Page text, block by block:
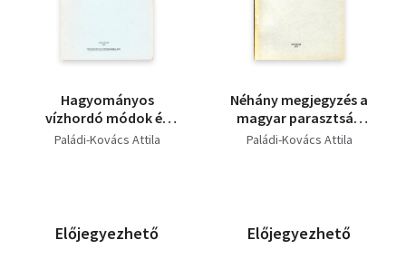
Hagyományos
vízhordó módok és
eszközök a Kárpát-
Paládi-Kovács Attila
Előjegyezhető
Néhány megjegyzés a
magyar parasztság
teherhordó
Paládi-Kovács Attila
Előjegyezhető